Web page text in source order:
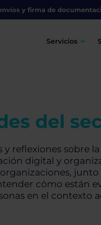
y firma de
Servicios
del
reflexiones sobre
digital y
cómo están
en el contexto